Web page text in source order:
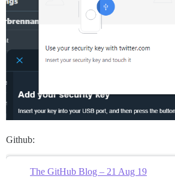
Github:
The GitHub Blog – 21 Aug 19